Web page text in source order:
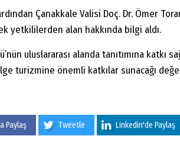
Çanakkale Valisi Doç. Dr. Ömer
yetkililerden alan hakkında bilgi aldı.
uluslararası alanda tanıtımına katkı
turizmine önemli katkılar sunacağı
Paylaş Tweetle Linkedin'de Paylaş